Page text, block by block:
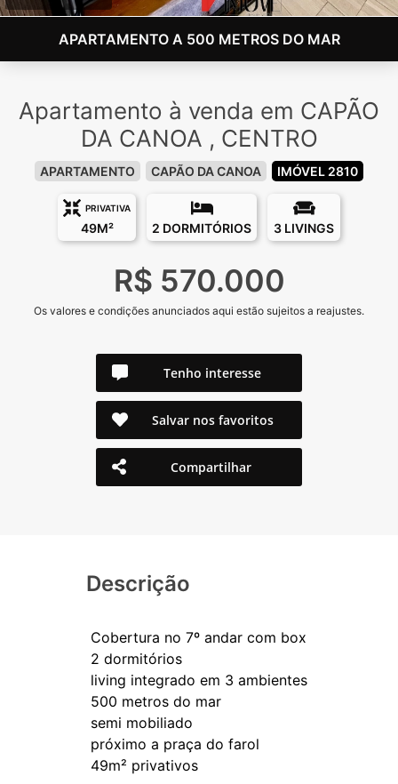
APARTAMENTO A 500 METROS DO MAR
Apartamento à venda em CAPÃO
DA CANOA , CENTRO
APARTAMENTO CAPÃO DA CANOA IMÓVEL 2810
PRIVATIVA
49M² 2 DORMITÓRIOS 3 LIVINGS
R$ 570.000
Os valores e condições anunciados aqui estão sujeitos a reajustes.
Tenho interesse
Salvar nos favoritos
Compartilhar
Descrição
Cobertura no 7º andar com box
2 dormitórios
living integrado em 3 ambientes
500 metros do mar
semi mobiliado
próximo a praça do farol
49m² privativos